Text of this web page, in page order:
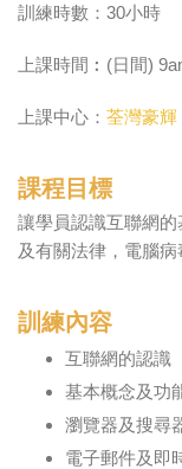
訓練時數：30小時
上課時間︰(日間)
上課中心： 荃灣豪輝
課程目標
讓學員認識互聯網
及有關法律，電腦病
訓練內容
互聯網的認識
基本概念及功
瀏覽器及搜尋
電子郵件及即